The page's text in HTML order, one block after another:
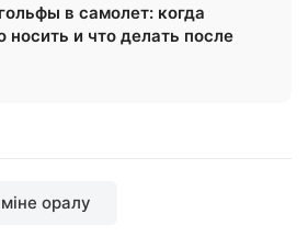
в самолет: когда
носить и что делать после
оралу